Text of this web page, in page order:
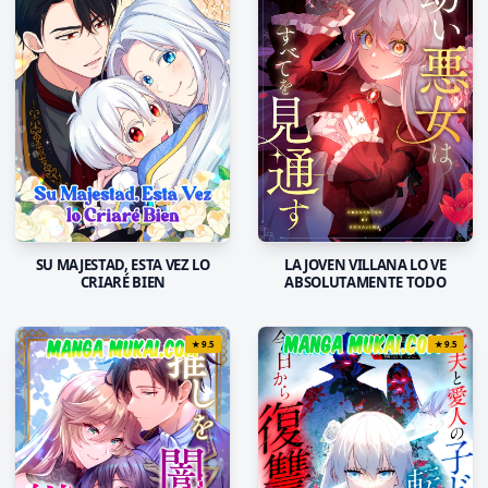
SU MAJESTAD, ESTA VEZ LO
CRIARÉ BIEN
LA JOVEN VILLANA LO VE
ABSOLUTAMENTE TODO
★9.5 ★9.5